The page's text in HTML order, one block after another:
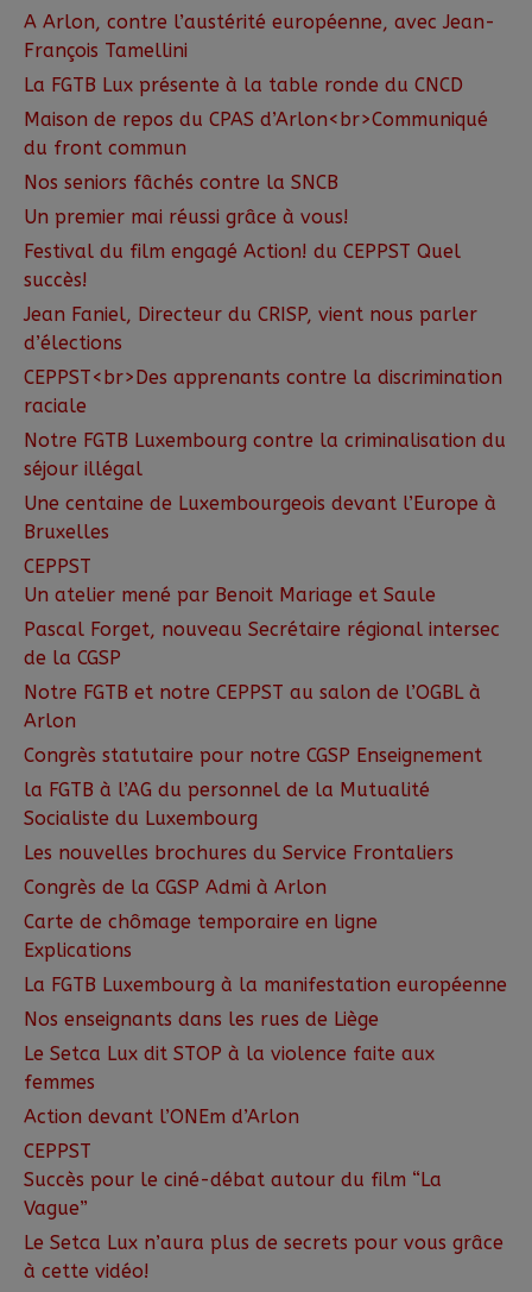
A Arlon, contre l’austérité européenne, avec Jean-
François Tamellini
La FGTB Lux présente à la table ronde du CNCD
Maison de repos du CPAS d’Arlon<br>Communiqué
du front commun
Nos seniors fâchés contre la SNCB
Un premier mai réussi grâce à vous!
Festival du film engagé Action! du CEPPST Quel
succès!
Jean Faniel, Directeur du CRISP, vient nous parler
d’élections
CEPPST<br>Des apprenants contre la discrimination
raciale
Notre FGTB Luxembourg contre la criminalisation du
séjour illégal
Une centaine de Luxembourgeois devant l’Europe à
Bruxelles
CEPPST
Un atelier mené par Benoit Mariage et Saule
Pascal Forget, nouveau Secrétaire régional intersec
de la CGSP
Notre FGTB et notre CEPPST au salon de l’OGBL à
Arlon
Congrès statutaire pour notre CGSP Enseignement
la FGTB à l’AG du personnel de la Mutualité
Socialiste du Luxembourg
Les nouvelles brochures du Service Frontaliers
Congrès de la CGSP Admi à Arlon
Carte de chômage temporaire en ligne
Explications
La FGTB Luxembourg à la manifestation européenne
Nos enseignants dans les rues de Liège
Le Setca Lux dit STOP à la violence faite aux
femmes
Action devant l’ONEm d’Arlon
CEPPST
Succès pour le ciné-débat autour du film “La
Vague”
Le Setca Lux n’aura plus de secrets pour vous grâce
à cette vidéo!